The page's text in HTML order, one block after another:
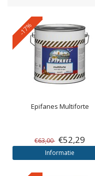
-17%
Epifanes Multiforte
€63,00 €52,29
Informatie